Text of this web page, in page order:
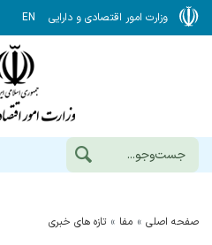
وزارت امور اقتصادی و دارایی EN
صفحه اصلی مفا تازه های خبری